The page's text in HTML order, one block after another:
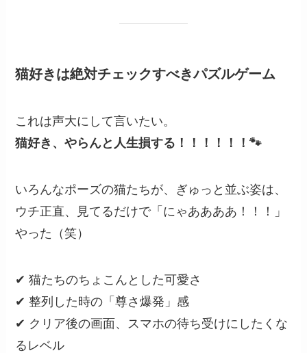
猫好きは絶対チェックすべきパズルゲーム
これは声大にして言いたい。
猫好き、やらんと人生損する！！！！！！🐾
いろんなポーズの猫たちが、ぎゅっと並ぶ姿は、
ウチ正直、見てるだけで「にゃああああ！！！」
やった（笑）
✔ 猫たちのちょこんとした可愛さ
✔ 整列した時の「尊さ爆発」感
✔ クリア後の画面、スマホの待ち受けにしたくな
るレベル